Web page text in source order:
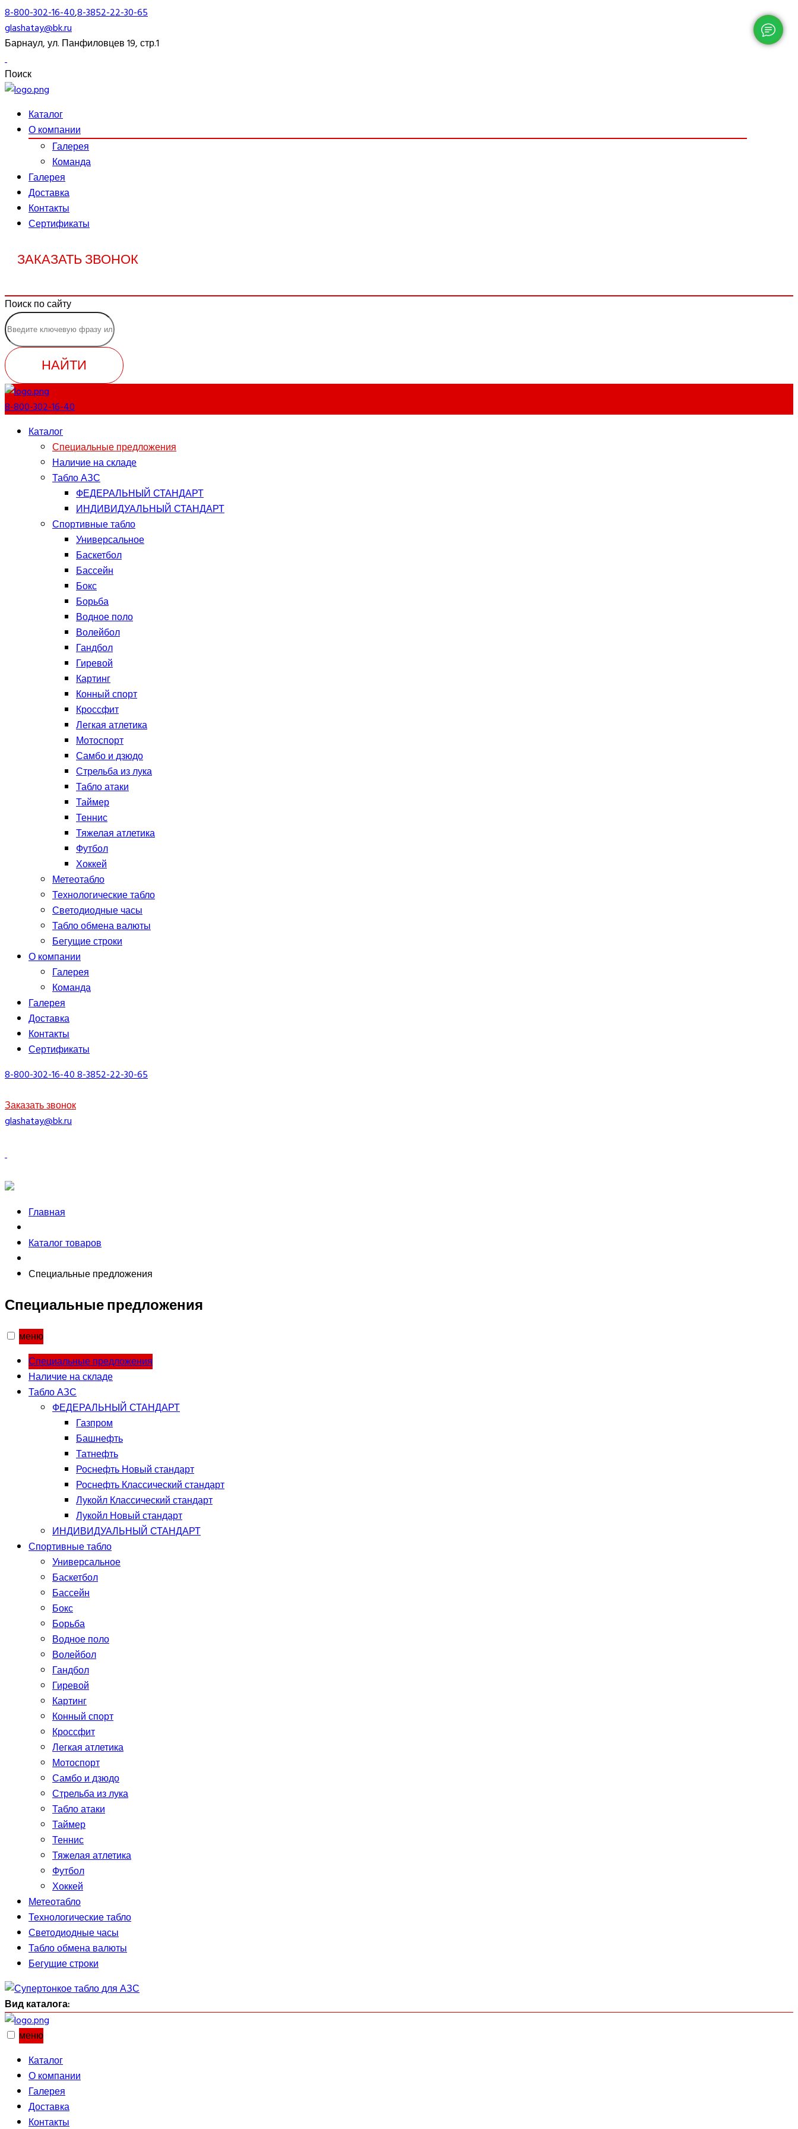
8-800-302-16-40,8-3852-22-30-65
glashatay@bk.ru
Барнаул, ул. Панфиловцев 19, стр.1
Поиск
Каталог
О компании
Галерея
Команда
Галерея
Доставка
Контакты
Сертификаты
ЗАКАЗАТЬ ЗВОНОК
Поиск по сайту
НАЙТИ
8-800-302-16-40
Каталог
Специальные предложения
Наличие на складе
Табло АЗС
ФЕДЕРАЛЬНЫЙ СТАНДАРТ
ИНДИВИДУАЛЬНЫЙ СТАНДАРТ
Спортивные табло
Универсальное
Баскетбол
Бассейн
Бокс
Борьба
Водное поло
Волейбол
Гандбол
Гиревой
Картинг
Конный спорт
Кроссфит
Легкая атлетика
Мотоспорт
Самбо и дзюдо
Стрельба из лука
Табло атаки
Таймер
Теннис
Тяжелая атлетика
Футбол
Хоккей
Метеотабло
Технологические табло
Светодиодные часы
Табло обмена валюты
Бегущие строки
О компании
Галерея
Команда
Галерея
Доставка
Контакты
Сертификаты
8-800-302-16-408-3852-22-30-65
Заказать звонок
glashatay@bk.ru
Главная
Каталог товаров
Специальные предложения
Специальные предложения
меню
Специальные предложения
Наличие на складе
Табло АЗС
ФЕДЕРАЛЬНЫЙ СТАНДАРТ
Газпром
Башнефть
Татнефть
Роснефть Новый стандарт
Роснефть Классический стандарт
Лукойл Классический стандарт
Лукойл Новый стандарт
ИНДИВИДУАЛЬНЫЙ СТАНДАРТ
Спортивные табло
Универсальное
Баскетбол
Бассейн
Бокс
Борьба
Водное поло
Волейбол
Гандбол
Гиревой
Картинг
Конный спорт
Кроссфит
Легкая атлетика
Мотоспорт
Самбо и дзюдо
Стрельба из лука
Табло атаки
Таймер
Теннис
Тяжелая атлетика
Футбол
Хоккей
Метеотабло
Технологические табло
Светодиодные часы
Табло обмена валюты
Бегущие строки
Вид каталога:
меню
Каталог
О компании
Галерея
Доставка
Контакты